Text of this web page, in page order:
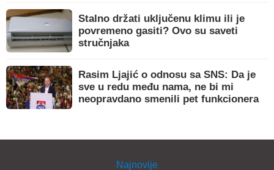
Stalno držati uključenu klimu ili je
povremeno gasiti? Ovo su saveti
stručnjaka
Rasim Ljajić o odnosu sa SNS: Da je
sve u redu među nama, ne bi mi
neopravdano smenili pet funkcionera
Najnovije